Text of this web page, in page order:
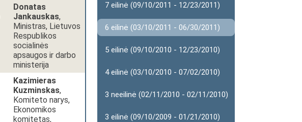
Donatas
Jankauskas,
Ministras, Lietuvos
Respublikos
socialinės
apsaugos ir darbo
ministerija
Kazimieras
Kuzminskas,
Komiteto narys,
Ekonomikos
komitetas,
7 eilinė (09/10/2011 - 12/23/2011)
6 eilinė (03/10/2011 - 06/30/2011)
5 eilinė (09/10/2010 - 12/23/2010)
4 eilinė (03/10/2010 - 07/02/2010)
3 neeilinė (02/11/2010 - 02/11/2010)
3 eilinė (09/10/2009 - 01/21/2010)